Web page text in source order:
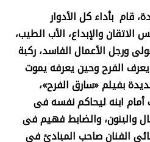
قام بأداء كل الأدوار
الاتقان والإبداع، الأب الطيب،
ورجل الأعمال الفاسد، ركبة
الفرح وحين يعرفه يموت
بفيلم «سارق الفرح»،
ابنه ليحاكم نفسه فى
والضابط فهيم فى
الفنان صاحب المبادئ فى